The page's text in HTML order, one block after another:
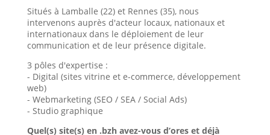
Situés à Lamballe (22) et Rennes (35), nous
intervenons auprès d'acteur locaux, nationaux et
internationaux dans le déploiement de leur
communication et de leur présence digitale.
3 pôles d'expertise :
- Digital (sites vitrine et e-commerce, développement
web)
- Webmarketing (SEO / SEA / Social Ads)
- Studio graphique
Quel(s) site(s) en .bzh avez-vous d’ores et déjà